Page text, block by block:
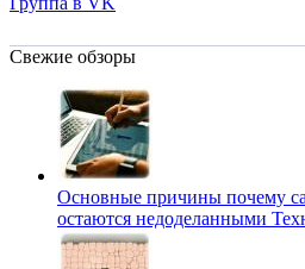
Свежие обзоры
Основные причины почему
остаются недоделанными